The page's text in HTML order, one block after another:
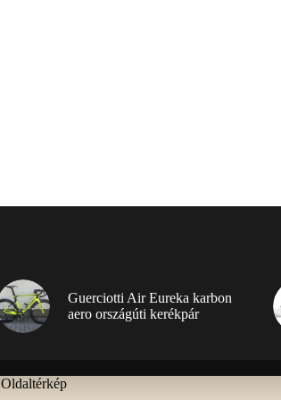
Guerciotti Air Eureka karbon
aero országúti kerékpár
Oldaltérkép